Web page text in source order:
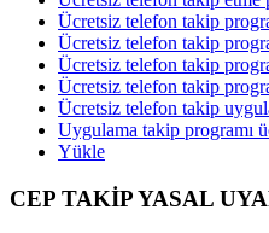
Ücretsiz telefon takip
Ücretsiz telefon takip
Ücretsiz telefon takip
Ücretsiz telefon takip
Ücretsiz telefon takip
Uygulama takip programı
Yükle
CEP TAKİP YASAL